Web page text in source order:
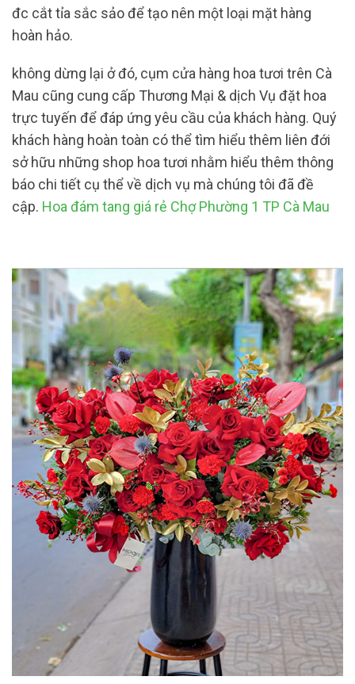
đc cắt tỉa sắc sảo để tạo nên một loại mặt hàng
hoàn hảo.
không dừng lại ở đó, cụm cửa hàng hoa tươi trên Cà
Mau cũng cung cấp Thương Mại & dịch Vụ đặt hoa
trực tuyến để đáp ứng yêu cầu của khách hàng. Quý
khách hàng hoàn toàn có thể tìm hiểu thêm liên đới
sở hữu những shop hoa tươi nhằm hiểu thêm thông
báo chi tiết cụ thể về dịch vụ mà chúng tôi đã đề
cập. Hoa đám tang giá rẻ Chợ Phường 1 TP Cà Mau